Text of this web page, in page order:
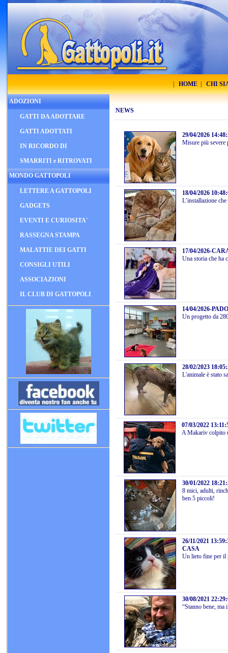
HOME CHI
ADOZIONI
GATTI DA ADOTTARE
GATTI ADOTTATI
IN RICORDO DI
SMARRITI e RITROVATI
MONDO GATTOPOLI
LETTERE A GATTOPOLI
GADGETS
EVENTI E CURIOSITA'
RASSEGNA STAMPA
MALATTIE DEI GATTI
CONSIGLI UTILI
ASSOCIAZIONI
IL CLUB DI GATTOPOLI
NEWS
29/04/2026
Misure più severe
18/04/2026
L’installazione
17/04/2026-
Una storia che ha
14/04/2026-
Un progetto da
28/02/2023
L'animale è stato
07/03/2022
A Makariv colpito
30/01/2022
8 mici, adulti,
ben 5 piccoli!
26/11/2021
CASA
Un lieto fine per il
30/08/2021
“Stanno bene,